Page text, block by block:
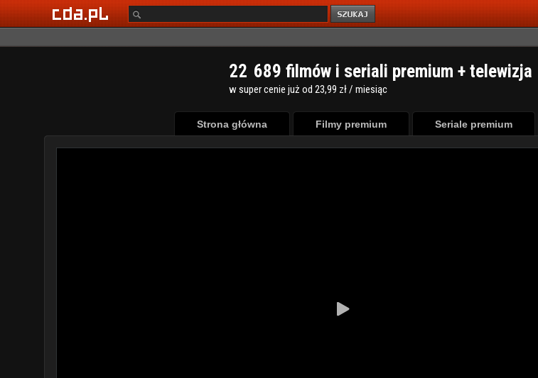
22 689 filmów i seriali premium + telewizja
w super cenie już od 23,99 zł / miesiąc
Strona główna Filmy premium Seriale premium